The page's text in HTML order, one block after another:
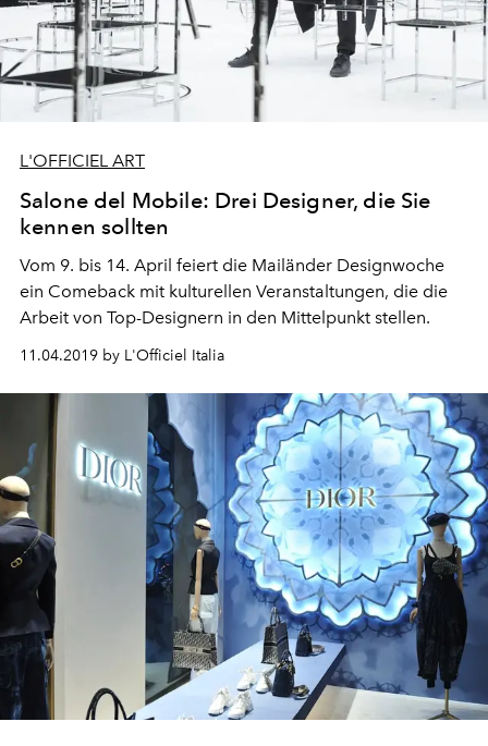
L'OFFICIEL ART
Salone del Mobile: Drei Designer, die Sie
kennen sollten
Vom 9. bis 14. April feiert die Mailänder Designwoche
ein Comeback mit kulturellen Veranstaltungen, die die
Arbeit von Top-Designern in den Mittelpunkt stellen.
11.04.2019 by L'Officiel Italia